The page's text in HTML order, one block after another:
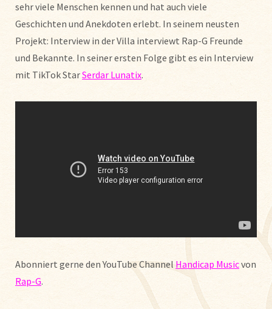
sehr viele Menschen kennen und hat auch viele
Geschichten und Anekdoten erlebt. In seinem neusten
Projekt: Interview in der Villa interviewt Rap-G Freunde
und Bekannte. In seiner ersten Folge gibt es ein Interview
mit TikTok StarSerdar Lunatix.
Abonniert gerne den YouTube ChannelHandicap Musicvon
Rap-G.